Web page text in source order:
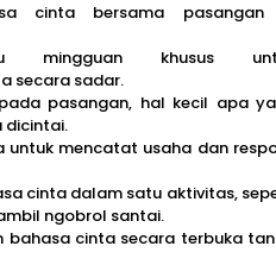
cinta bersama
mingguan khusus
secara sadar.
pasangan, hal kecil apa
dicintai.
untuk mencatat usaha dan
cinta dalam satu aktivitas,
ngobrol santai.
bahasa cinta secara terbuka